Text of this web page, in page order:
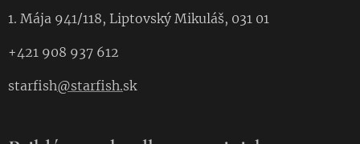
1. Mája 941/118, Liptovský Mikuláš, 031 01
+421 908 937 612
starfish@starfish.sk